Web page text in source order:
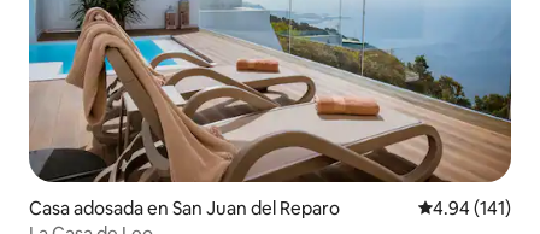
Casa adosada en San Juan del Reparo Calificación
4.94 (141)